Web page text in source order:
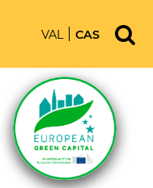
VAL CAS